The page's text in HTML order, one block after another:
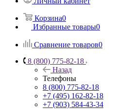
Корзина0
Избранные товары0
Сравнение товаров0
8 (800) 775-82-18
Назад
Телефоны
8 (800) 775-82-18
+7 (495) 162-82-18
+7 (903) 584-43-34